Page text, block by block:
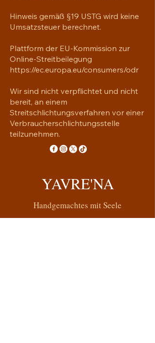
Hinweis gemäß §19 USTG wird keine
Umsatzsteuer berechnet.
Plattform der EU-Kommission zur
Online-Streitbeilegung
https://ec.europa.eu/consumers/odr
Wir sind nicht verpflichtet und nicht
bereit, an einem
Streitschlichtungsverfahren vor einer
Verbraucherschlichtungsstelle
teilzunehmen.
YAVRE'NA
Handgemachtes mit Seele
yavrena.shop@gmail.com